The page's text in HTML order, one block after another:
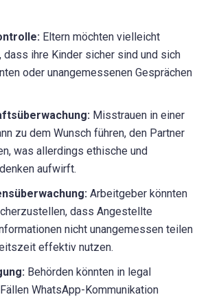
Eltern möchten vielleicht
dass ihre Kinder sicher sind und sich
oder unangemessenen Gesprächen
Misstrauen in einer
zu dem Wunsch führen, den Partner
was allerdings ethische und
aufwirft.
Arbeitgeber könnten
dass Angestellte
nicht unangemessen teilen
effektiv nutzen.
Behörden könnten in legal
WhatsApp-Kommunikation